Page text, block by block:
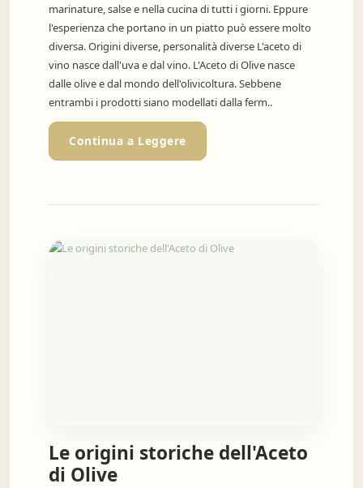
marinature, salse e nella cucina di tutti i giorni. Eppure
l'esperienza che portano in un piatto può essere molto
diversa. Origini diverse, personalità diverse L'aceto di
vino nasce dall'uva e dal vino. L'Aceto di Olive nasce
dalle olive e dal mondo dell'olivicoltura. Sebbene
entrambi i prodotti siano modellati dalla ferm..
Continua a Leggere
Le origini storiche dell'Aceto
di Olive